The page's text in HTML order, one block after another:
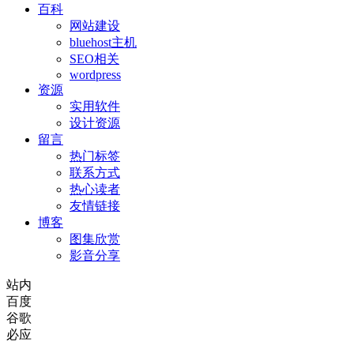
百科
网站建设
bluehost主机
SEO相关
wordpress
资源
实用软件
设计资源
留言
热门标签
联系方式
热心读者
友情链接
博客
图集欣赏
影音分享
站内
百度
谷歌
必应